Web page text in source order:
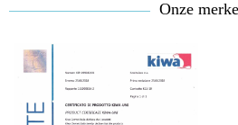
Onze